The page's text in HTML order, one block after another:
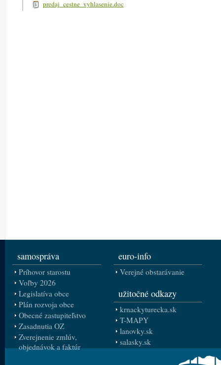
predaj_cestne_vyhlasenie.doc
samospráva
Príhovor starostu
Voľby 2026
Legislatíva obce
Plán rozvoja obce
Obecné zastupiteľstvo
Zasadnutia OZ
Zverejnenie zmlúv,
objednávok a faktúr
euro-info
Verejné obstarávanie
užitočné odkazy
krnackyturecka.sk
T-MAPY
lanovky.sk
salasky.sk